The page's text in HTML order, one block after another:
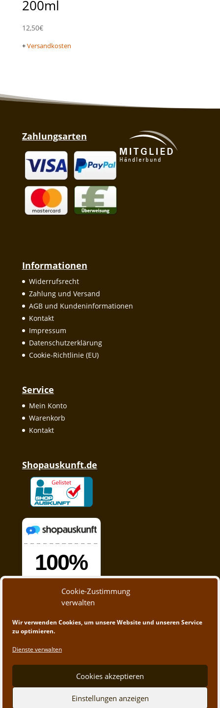
Cookie-Zustimmung
verwalten
Wir verwenden Cookies, um unsere Website und unseren Service
zu optimieren.
Dienste verwalten
Cookies akzeptieren
Einstellungen anzeigen
200ml
12,50€
+Versandkosten
Zahlungsarten
Informationen
Widerrufsrecht
Zahlung und Versand
AGB und Kundeninformationen
Kontakt
Impressum
Datenschutzerklärung
Cookie-Richtlinie (EU)
Service
Mein Konto
Warenkorb
Kontakt
Shopauskunft.de
Create.at